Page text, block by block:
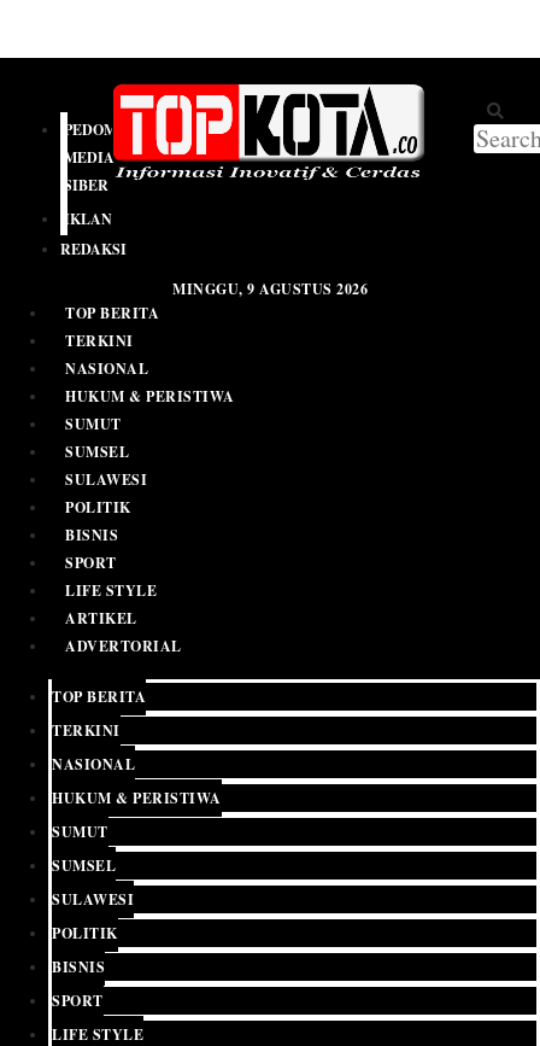
PEDOMAN
MEDIA
SIBER
IKLAN
REDAKSI
MINGGU, 9 AGUSTUS 2026
TOP BERITA
TERKINI
NASIONAL
HUKUM & PERISTIWA
SUMUT
SUMSEL
SULAWESI
POLITIK
BISNIS
SPORT
LIFE STYLE
ARTIKEL
ADVERTORIAL
TOP BERITA
TERKINI
NASIONAL
HUKUM & PERISTIWA
SUMUT
SUMSEL
SULAWESI
POLITIK
BISNIS
SPORT
LIFE STYLE